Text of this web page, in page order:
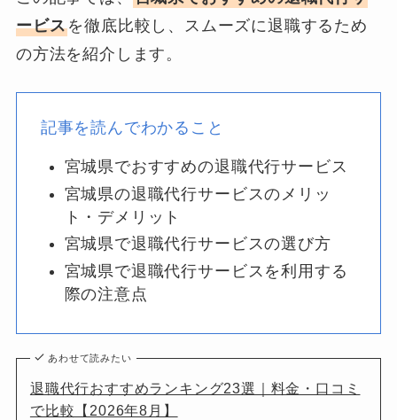
ービスを徹底比較し、スムーズに退職するため
の方法を紹介します。
記事を読んでわかること
宮城県でおすすめの退職代行サービス
宮城県の退職代行サービスのメリッ
ト・デメリット
宮城県で退職代行サービスの選び方
宮城県で退職代行サービスを利用する
際の注意点
あわせて読みたい
退職代行おすすめランキング23選｜料金・口コミ
で比較【2026年8月】